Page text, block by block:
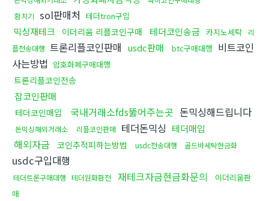
환치기 sol판매처 테더tron구입
믹싱재테크 이더리움 리플코인구매 테더코인송금 카지노세탁
리
플전송대행 트론리플코인판매 usdc판매 btc구매대행 비트코인
사는방법 암호화폐구매대행
트론리플코인전송
잡코인판매
테더코인매입 국내거래소fds뚫어주는곳 돈믹싱해드립니다
돈믹싱해외거래소 리플코인판매 테더돈믹싱 테더매입
해외자금 코인추적피하는방법 usdc전송대행 골드바세탁현금화
usdc구입대행
테더트론구매대행 테더원화환전 재테크자금현금화문의
이더리움판
매